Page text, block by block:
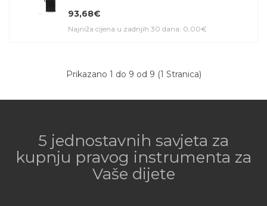
93,68€
Najniža cijena u zadnjih 30 dana: 0,00€
Prikazano 1 do 9 od 9 (1 Stranica)
5 jednostavnih savjeta za
kupnju pravog instrumenta za
Vaše dijete